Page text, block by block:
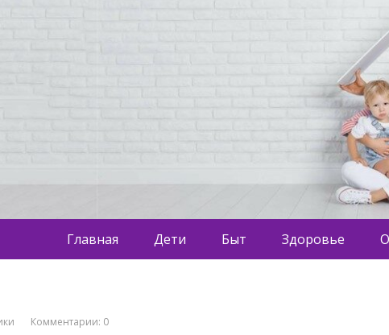
Главная Дети Быт Здоровье
Комментарии: 0